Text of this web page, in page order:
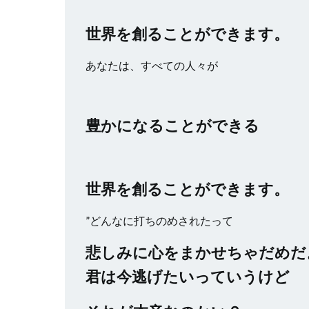
世界を創ることができます。
あなたは、すべての人々が
豊かになることができる
世界を創ることができます。
”どんなに打ちのめされたって
悲しみに心をまかせちゃだめ
君は今逃げたいっていうけど